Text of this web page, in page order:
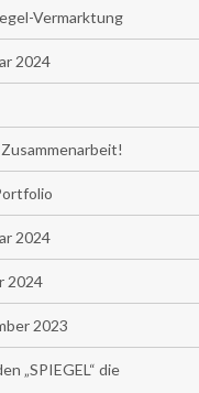
Vermarktung
2024
2024
2024
2023
„SPIEGEL“ die